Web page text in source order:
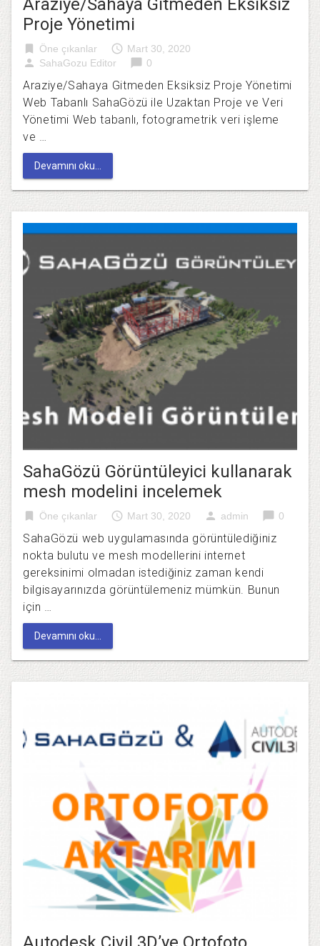
Araziye/Sahaya Gitmeden Eksiksiz
Proje Yönetimi
bookmark Öne çıkanlar access_time Mart 30, 2020
person SahaGozu Editor chat_bubble 0
Araziye/Sahaya Gitmeden Eksiksiz Proje Yönetimi
Web Tabanlı SahaGözü ile Uzaktan Proje ve Veri
Yönetimi Web tabanlı, fotogrametrik veri işleme
ve …
Devamını oku...
SahaGözü Görüntüleyici kullanarak
mesh modelini incelemek
Öne çıkanlar access_time Mart 30, 2020 person admin chat_bubble 0
SahaGözü web uygulamasında görüntülediğiniz
nokta bulutu ve mesh modellerini internet
gereksinimi olmadan istediğiniz zaman kendi
bilgisayarınızda görüntülemeniz mümkün. Bunun
için …
Devamını oku...